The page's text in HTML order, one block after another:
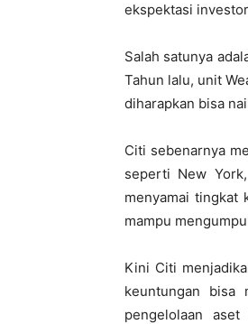
ekspektasi
Salah satunya
Tahun lalu, unit
diharapkan bisa
Citi sebenarnya
seperti New York,
menyamai tingkat
mampu
Kini Citi
keuntungan bisa
pengelolaan